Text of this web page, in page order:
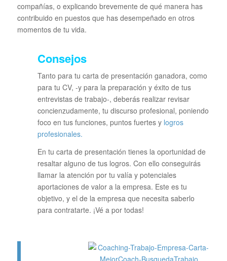
compañías, o explicando brevemente de qué manera has
contribuido en puestos que has desempeñado en otros
momentos de tu vida.
Consejos
Tanto para tu carta de presentación ganadora, como
para tu CV, -y para la preparación y éxito de tus
entrevistas de trabajo-, deberás realizar revisar
concienzudamente, tu discurso profesional, poniendo
foco en tus funciones, puntos fuertes y logros
profesionales.
En tu carta de presentación tienes la oportunidad de
resaltar alguno de tus logros. Con ello conseguirás
llamar la atención por tu valía y potenciales
aportaciones de valor a la empresa. Este es tu
objetivo, y el de la empresa que necesita saberlo
para contratarte. ¡Vé a por todas!